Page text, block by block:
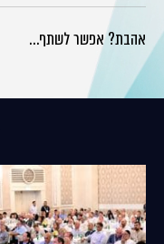
אהבת? אפשר לשתף…